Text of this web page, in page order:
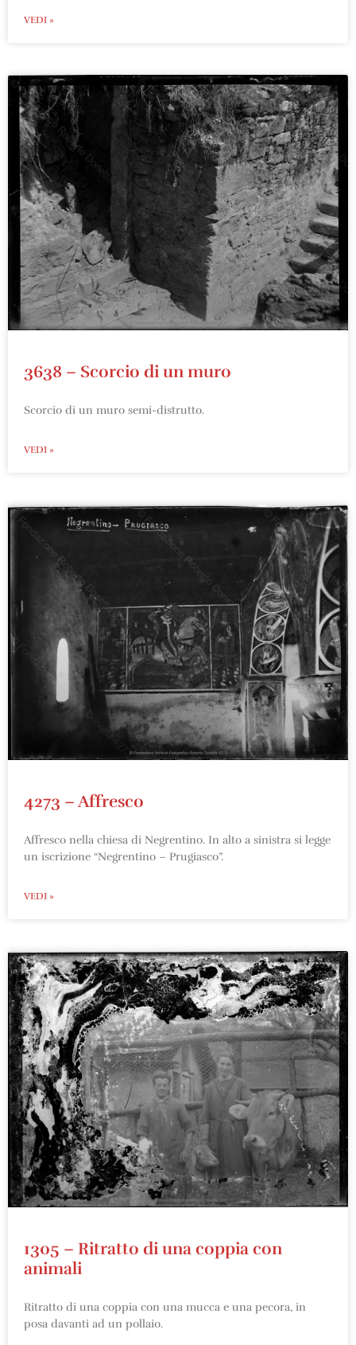
VEDI »
3638 – Scorcio di un muro
Scorcio di un muro semi-distrutto.
VEDI »
4273 – Affresco
Affresco nella chiesa di Negrentino. In alto a sinistra si legge
un iscrizione “Negrentino – Prugiasco”.
VEDI »
1305 – Ritratto di una coppia con
animali
Ritratto di una coppia con una mucca e una pecora, in
posa davanti ad un pollaio.